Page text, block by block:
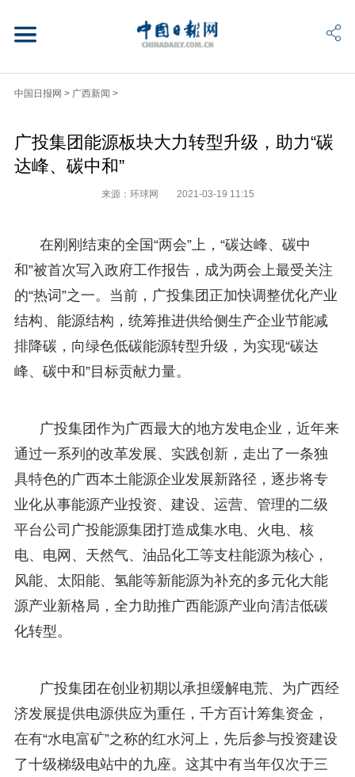
中国日报网 > 广西新闻 >
广投集团能源板块大力转型升级，助力“碳
达峰、碳中和”
来源：环球网 2021-03-19 11:15
在刚刚结束的全国“两会”上，“碳达峰、碳中
和”被首次写入政府工作报告，成为两会上最受关注
的“热词”之一。当前，广投集团正加快调整优化产业
结构、能源结构，统筹推进供给侧生产企业节能减
排降碳，向绿色低碳能源转型升级，为实现“碳达
峰、碳中和”目标贡献力量。
广投集团作为广西最大的地方发电企业，近年来
通过一系列的改革发展、实践创新，走出了一条独
具特色的广西本土能源企业发展新路径，逐步将专
业化从事能源产业投资、建设、运营、管理的二级
平台公司广投能源集团打造成集水电、火电、核
电、电网、天然气、油品化工等支柱能源为核心，
风能、太阳能、氢能等新能源为补充的多元化大能
源产业新格局，全力助推广西能源产业向清洁低碳
化转型。
广投集团在创业初期以承担缓解电荒、为广西经
济发展提供电源供应为重任，千方百计筹集资金，
在有“水电富矿”之称的红水河上，先后参与投资建设
了十级梯级电站中的九座。这其中有当年仅次于三